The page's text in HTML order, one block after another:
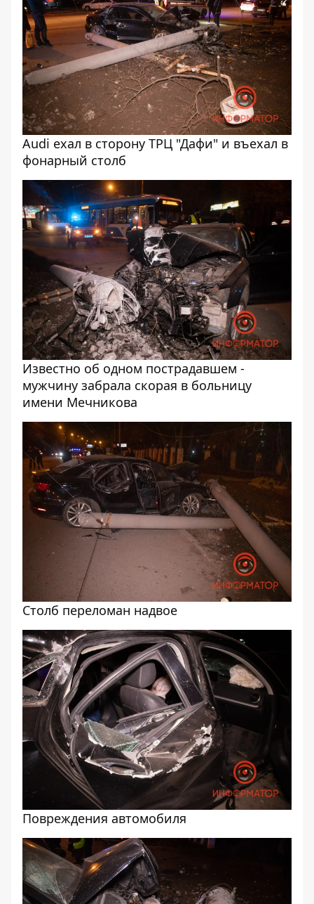
Audi ехал в сторону ТРЦ "Дафи" и въехал в
фонарный столб
Известно об одном пострадавшем -
мужчину забрала скорая в больницу
имени Мечникова
Столб переломан надвое
Повреждения автомобиля